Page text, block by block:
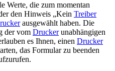
Werte, die zum momentan
den Hinweis Kein Treiber
ausgewählt haben. Die
der vom Druckerunabhängigen
es Ihnen, einen Drucker
das Formular zu beenden